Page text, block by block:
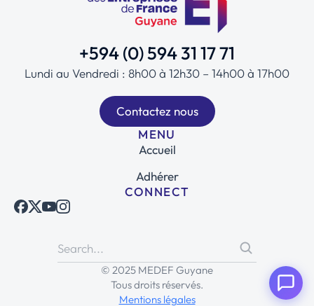
+594 (0) 594 31 17 71
Lundi au Vendredi : 8h00 à 12h30 – 14h00 à 17h00
Contactez nous
MENU
Accueil
Adhérer
CONNECT
© 2025 MEDEF Guyane
Tous droits réservés.
Mentions légales